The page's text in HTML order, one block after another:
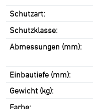
Schutzart:
Schutzklasse:
Abmessungen (mm):
Einbautiefe (mm):
Gewicht (kg):
Farbe: